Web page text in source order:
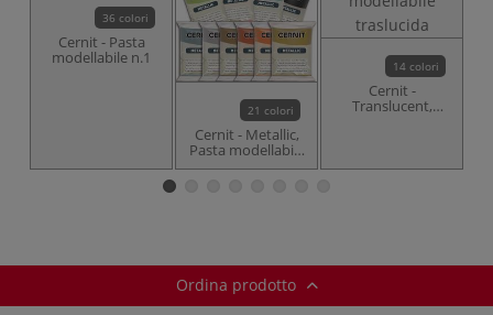
36 colori
Cernit - Pasta
modellabile n.1
21 colori
Cernit - Metallic,
Pasta modellabile
con effetto
14 colori
Cernit -
Translucent,
Ordina prodotto